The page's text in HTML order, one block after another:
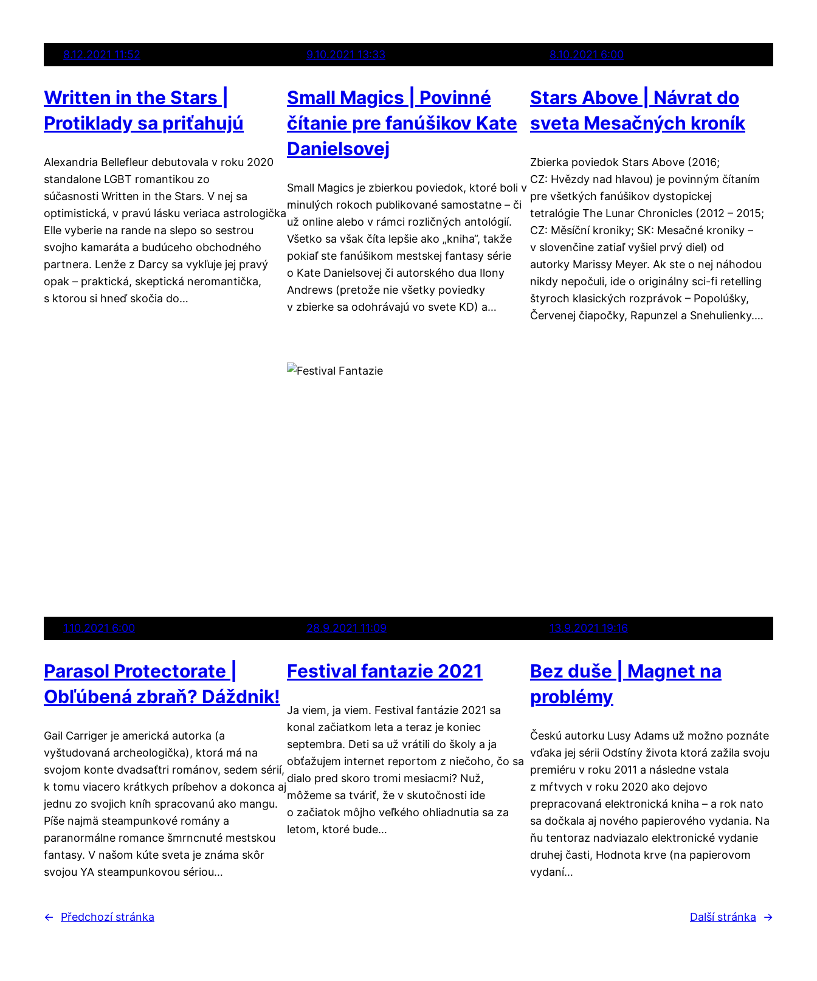
8.12.2021 11:52
Written in the Stars |
Protiklady sa priťahujú
Alexandria Bellefleur debutovala v roku 2020
standalone LGBT romantikou zo
súčasnosti Written in the Stars. V nej sa
optimistická, v pravú lásku veriaca astrologička
Elle vyberie na rande na slepo so sestrou
svojho kamaráta a budúceho obchodného
partnera. Lenže z Darcy sa vykľuje jej pravý
opak – praktická, skeptická neromantička,
s ktorou si hneď skočia do…
9.10.2021 13:33
Small Magics | Povinné
čítanie pre fanúšikov Kate
Danielsovej
Small Magics je zbierkou poviedok, ktoré boli v
minulých rokoch publikované samostatne – či
už online alebo v rámci rozličných antológií.
Všetko sa však číta lepšie ako „kniha“, takže
pokiaľ ste fanúšikom mestskej fantasy série
o Kate Danielsovej či autorského dua Ilony
Andrews (pretože nie všetky poviedky
v zbierke sa odohrávajú vo svete KD) a…
8.10.2021 6:00
Stars Above | Návrat do
sveta Mesačných kroník
Zbierka poviedok Stars Above (2016;
CZ: Hvězdy nad hlavou) je povinným čítaním
pre všetkých fanúšikov dystopickej
tetralógie The Lunar Chronicles (2012 – 2015;
CZ: Měsíční kroniky; SK: Mesačné kroniky –
v slovenčine zatiaľ vyšiel prvý diel) od
autorky Marissy Meyer. Ak ste o nej náhodou
nikdy nepočuli, ide o originálny sci-fi retelling
štyroch klasických rozprávok – Popolúšky,
Červenej čiapočky, Rapunzel a Snehulienky.…
1.10.2021 6:00
Parasol Protectorate |
Obľúbená zbraň? Dáždnik!
Gail Carriger je americká autorka (a
vyštudovaná archeologička), ktorá má na
svojom konte dvadsaťtri románov, sedem sérií,
k tomu viacero krátkych príbehov a dokonca aj
jednu zo svojich kníh spracovanú ako mangu.
Píše najmä steampunkové romány a
paranormálne romance šmrncnuté mestskou
fantasy. V našom kúte sveta je známa skôr
svojou YA steampunkovou sériou…
28.9.2021 11:09
Festival fantazie 2021
Ja viem, ja viem. Festival fantázie 2021 sa
konal začiatkom leta a teraz je koniec
septembra. Deti sa už vrátili do školy a ja
obťažujem internet reportom z niečoho, čo sa
dialo pred skoro tromi mesiacmi? Nuž,
môžeme sa tváriť, že v skutočnosti ide
o začiatok môjho veľkého ohliadnutia sa za
letom, ktoré bude…
13.9.2021 19:16
Bez duše | Magnet na
problémy
Českú autorku Lusy Adams už možno poznáte
vďaka jej sérii Odstíny života ktorá zažila svoju
premiéru v roku 2011 a následne vstala
z mŕtvych v roku 2020 ako dejovo
prepracovaná elektronická kniha – a rok nato
sa dočkala aj nového papierového vydania. Na
ňu tentoraz nadviazalo elektronické vydanie
druhej časti, Hodnota krve (na papierovom
vydaní…
← Předchozí stránka Další stránka →